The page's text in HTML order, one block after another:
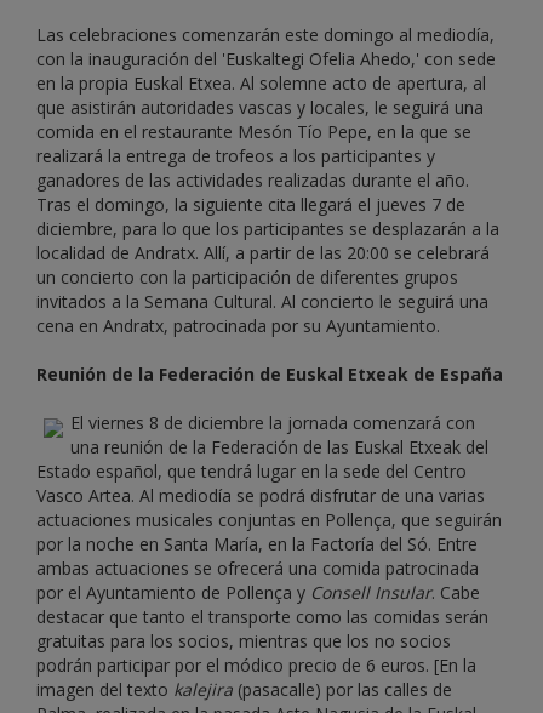
Las celebraciones comenzarán este domingo al mediodía,
con la inauguración del 'Euskaltegi Ofelia Ahedo,' con sede
en la propia Euskal Etxea. Al solemne acto de apertura, al
que asistirán autoridades vascas y locales, le seguirá una
comida en el restaurante Mesón Tío Pepe, en la que se
realizará la entrega de trofeos a los participantes y
ganadores de las actividades realizadas durante el año.
Tras el domingo, la siguiente cita llegará el jueves 7 de
diciembre, para lo que los participantes se desplazarán a la
localidad de Andratx. Allí, a partir de las 20:00 se celebrará
un concierto con la participación de diferentes grupos
invitados a la Semana Cultural. Al concierto le seguirá una
cena en Andratx, patrocinada por su Ayuntamiento.
Reunión de la Federación de Euskal Etxeak de España
El viernes 8 de diciembre la jornada comenzará con
una reunión de la Federación de las Euskal Etxeak del
Estado español, que tendrá lugar en la sede del Centro
Vasco Artea. Al mediodía se podrá disfrutar de una varias
actuaciones musicales conjuntas en Pollença, que seguirán
por la noche en Santa María, en la Factoría del Só. Entre
ambas actuaciones se ofrecerá una comida patrocinada
por el Ayuntamiento de Pollença y Consell Insular. Cabe
destacar que tanto el transporte como las comidas serán
gratuitas para los socios, mientras que los no socios
podrán participar por el módico precio de 6 euros. [En la
imagen del texto kalejira (pasacalle) por las calles de